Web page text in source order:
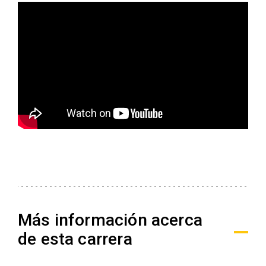
Más información acerca
de esta carrera